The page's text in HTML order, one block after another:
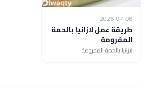
2026-07-08
طريقة عمل لازانيا بالحمة
المفرومة
لازانيا بالحمة المفرومة